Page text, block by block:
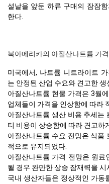
설날을 앞둔 하류 구매의 잠잠
한다.
북아메리카의 아질산나트륨 가격
미국에서, 나트륨 니트라이트
는 안정된 산업 수요와 견고한
아질산나트륨 현물 가격은 3월
업체들이 가격을 인상함에 따라
아질산나트륨 생산 비용 추세는
티 비용이 상승함에 따라 견고하
아질산나트륨 수요 전망은 식품
적으로 유지되었다.
아질산나트륨 가격 전망은 원
될 경우 완만한 상승 잠재력을 시
국내 생산자들은 정상적인 가동